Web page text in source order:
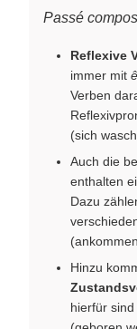
Passé
Reflexive
immer mit
Verben
(sich
Auch die
enthalten
Dazu
Hinzu
hierfür